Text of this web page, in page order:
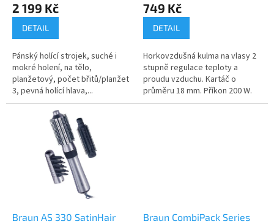
2 199 Kč
DETAIL
Pánský holící strojek, suché i
mokré holení, na tělo,
planžetový, počet břitů/planžet
3, pevná holící hlava,...
749 Kč
DETAIL
Horkovzdušná kulma na vlasy 2
stupně regulace teploty a
proudu vzduchu. Kartáč o
průměru 18 mm. Příkon 200 W.
Braun AS 330 SatinHair
Braun CombiPack Series